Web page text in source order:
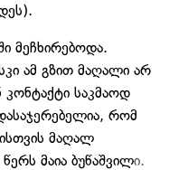
მეჩხირებოდა.
ამ გზით მაღალი არ
კონტაქტი საკმაოდ
რომ
მაღალ
მაია ბუწაშვილი.